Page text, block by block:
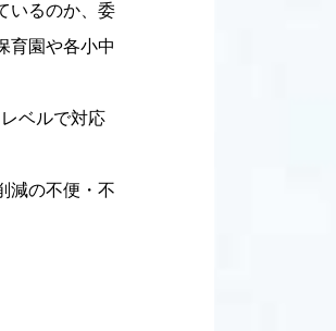
いるのか、委
育園や各小中
ベルで対応
減の不便・不